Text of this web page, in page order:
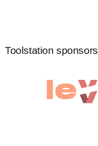
Toolstation sponsors